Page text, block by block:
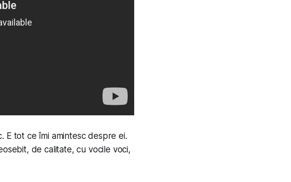
E tot ce îmi amintesc despre ei.
de calitate, cu vocile voci,